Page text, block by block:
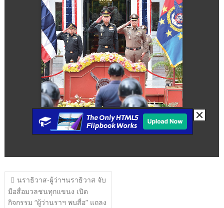
แนะแนว
เรื่อง
นราธิวาส-ผู้ว่าฯนราธิวาส จับ
มือสื่อมวลชนทุกแขนง เปิด
กิจกรรม “ผู้ว่านราฯ พบสื่อ” แถลง